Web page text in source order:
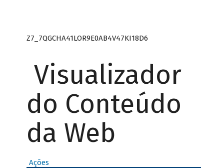
Z7_7QGCHA41LOR9E0AB4V47KI18D6
Visualizador
do Conteúdo
da Web
Ações